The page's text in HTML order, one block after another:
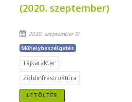
(2020. szeptember)
2020. szeptember 10.
Műhelybeszélgetés
Tájkarakter
Zöldinfrastruktúra
LETÖLTÉS